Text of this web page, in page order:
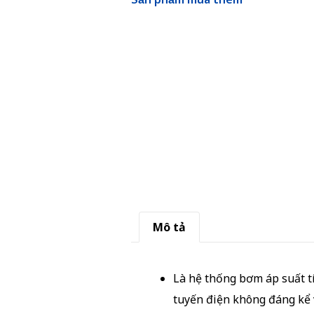
Mô tả
Là hệ thống bơm áp suất
tuyến điện không đáng